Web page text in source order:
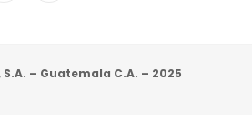
– Guatemala C.A. – 2025